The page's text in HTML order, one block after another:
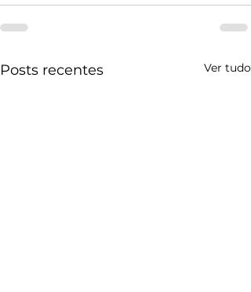
Posts recentes Ver tudo